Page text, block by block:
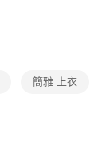
【注意事
付款後門
簡雅 上衣